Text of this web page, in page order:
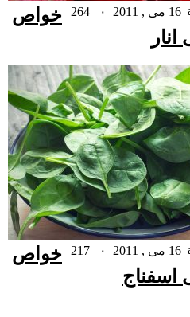
, 2011 ۰ 264
خواص
, 2011 ۰ 217
خواص